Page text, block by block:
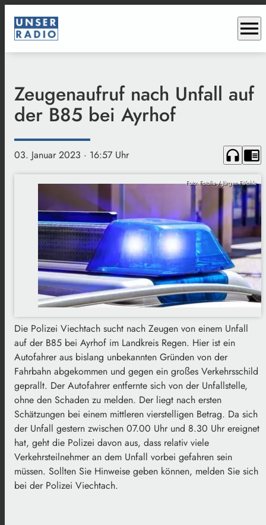
menu
Zeugenaufruf nach Unfall auf
der B85 bei Ayrhof
03. Januar 2023 · 16:57 Uhr headphones chrome_reader_mode
Foto: Fotolia / Jürgen Fälchle
Die Polizei Viechtach sucht nach Zeugen von einem Unfall
auf der B85 bei Ayrhof im Landkreis Regen. Hier ist ein
Autofahrer aus bislang unbekannten Gründen von der
Fahrbahn abgekommen und gegen ein großes Verkehrsschild
geprallt. Der Autofahrer entfernte sich von der Unfallstelle,
ohne den Schaden zu melden. Der liegt nach ersten
Schätzungen bei einem mittleren vierstelligen Betrag. Da sich
der Unfall gestern zwischen 07.00 Uhr und 8.30 Uhr ereignet
hat, geht die Polizei davon aus, dass relativ viele
Verkehrsteilnehmer an dem Unfall vorbei gefahren sein
müssen. Sollten Sie Hinweise geben können, melden Sie sich
bei der Polizei Viechtach.